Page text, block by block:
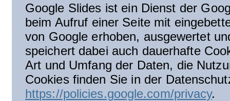
Google Slides ist ein Dienst der
beim Aufruf einer Seite mit
von Google erhoben, ausgewertet
speichert dabei auch dauerhafte
Art und Umfang der Daten, die
Cookies finden Sie in der
https://policies.google.com/privacy.